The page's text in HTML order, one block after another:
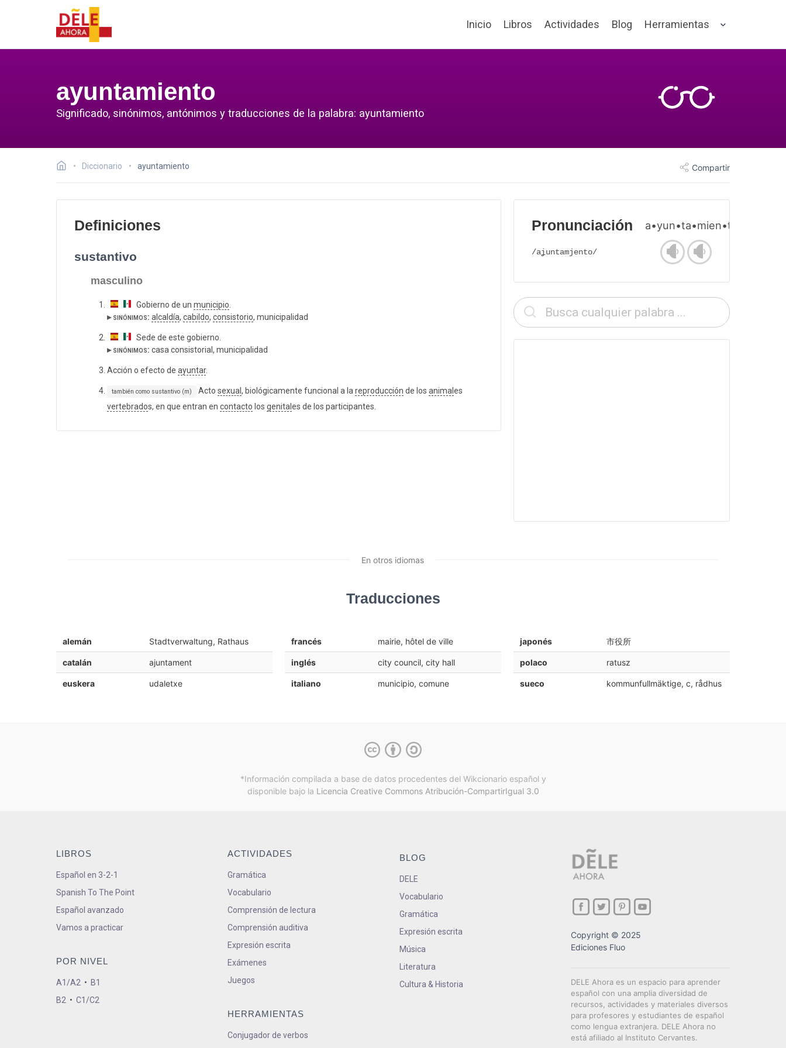
Inicio Libros Actividades Blog Herramientas
ayuntamiento
Significado, sinónimos, antónimos y traducciones de la palabra: ayuntamiento
Diccionario ayuntamiento Compartir
Definiciones
sustantivo
masculino
Gobierno de un municipio.
▸ sinónimos: alcaldía, cabildo, consistorio, municipalidad
Sede de este gobierno.
▸ sinónimos: casa consistorial, municipalidad
Acción o efecto de ayuntar.
también como sustantivo (m) Acto sexual, biológicamente funcional a lareproducción de los animales
vertebrados, en que entran en contacto los genitales de los participantes.
Pronunciación a•yun•ta•mien•to
/aʝuntamjento/
En otros idiomas
Traducciones
alemán Stadtverwaltung, Rathaus
catalán ajuntament
euskera udaletxe
francés mairie, hôtel de ville
inglés city council, city hall
italiano municipio, comune
japonés 市役所
polaco ratusz
sueco kommunfullmäktige, c, rådhus
*Información compilada a base de datos procedentes del Wikcionario español y
disponible bajo la Licencia Creative Commons Atribución-CompartirIgual 3.0
LIBROS
Español en 3-2-1
Spanish To The Point
Español avanzado
Vamos a practicar
POR NIVEL
A1/A2 • B1
B2 • C1/C2
ACTIVIDADES
Gramática
Vocabulario
Comprensión de lectura
Comprensión auditiva
Expresión escrita
Exámenes
Juegos
HERRAMIENTAS
Conjugador de verbos
BLOG
DELE
Vocabulario
Gramática
Expresión escrita
Música
Literatura
Cultura & Historia
Copyright © 2025
Ediciones Fluo
DELE Ahora es un espacio para aprender
español con una amplia diversidad de
recursos, actividades y materiales diversos
para profesores y estudiantes de español
como lengua extranjera. DELE Ahora no
está afiliado al Instituto Cervantes.